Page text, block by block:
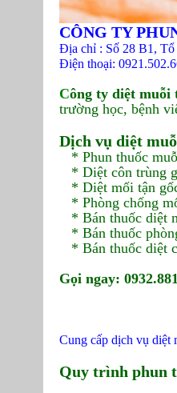
CÔNG TY
Địa chỉ : Số 28 B1,
Điện thoại:
Công ty diệt muỗi
trường học, bệnh
Dịch vụ diệt
* Phun thuốc
* Diệt côn trùng
* Diệt mối tận
* Phòng chống
* Bán thuốc diệt
* Bán thuốc
* Bán thuốc diệt
Gọi ngay:
Cung cấp dịch vụ diệt
Quy trình phun